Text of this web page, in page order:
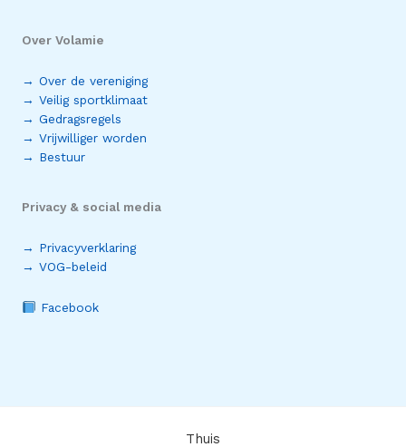
Over Volamie
→ Over de vereniging
→ Veilig sportklimaat
→ Gedragsregels
→ Vrijwilliger worden
→ Bestuur
Privacy & social media
→ Privacyverklaring
→ VOG-beleid
Facebook
Thuis